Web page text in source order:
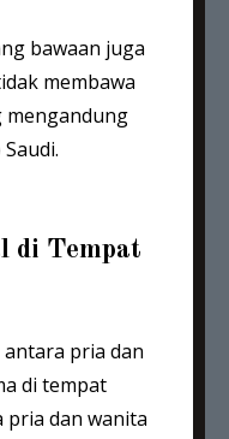
bawaan juga
membawa
mengandung
di Tempat
antara pria dan
di tempat
pria dan wanita